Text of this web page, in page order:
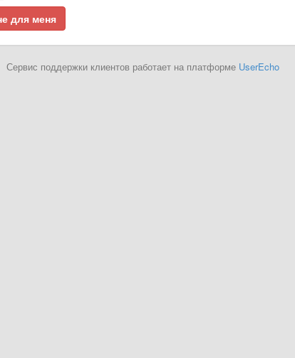
для меня
Сервис поддержки клиентов работает на платформе UserEcho